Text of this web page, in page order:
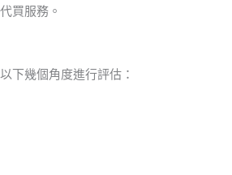
買服務。
下幾個角度進行評估：